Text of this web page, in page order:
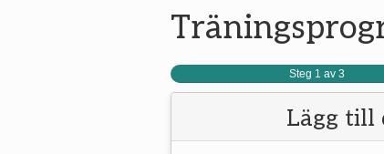
Steg 1 av 3
Lägg till